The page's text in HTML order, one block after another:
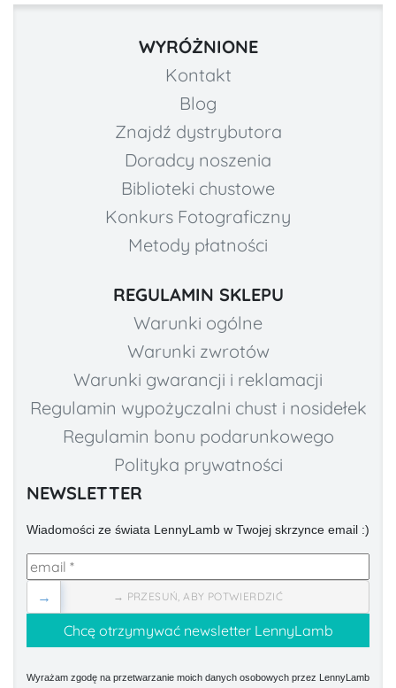
WYRÓŻNIONE
Kontakt
Blog
Znajdź dystrybutora
Doradcy noszenia
Biblioteki chustowe
Konkurs Fotograficzny
Metody płatności
REGULAMIN SKLEPU
Warunki ogólne
Warunki zwrotów
Warunki gwarancji i reklamacji
Regulamin wypożyczalni chust i nosidełek
Regulamin bonu podarunkowego
Polityka prywatności
NEWSLETTER
Wiadomości ze świata LennyLamb w Twojej skrzynce email :)
→ PRZESUŃ, ABY POTWIERDZIĆ
→
Wyrażam zgodę na przetwarzanie moich danych osobowych przez LennyLamb